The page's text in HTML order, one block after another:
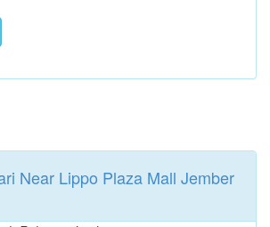
Near Lippo Plaza Mall Jember